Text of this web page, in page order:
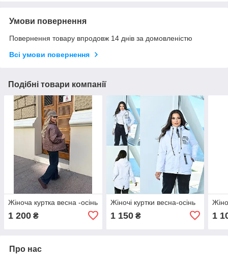
Умови повернення
Повернення товару впродовж 14 днів за домовленістю
Всі умови повернення
Подібні товари компанії
Жіноча куртка весна -осінь
1 200 ₴
Жіночі куртки весна-осінь
1 150₴ 1
Про нас